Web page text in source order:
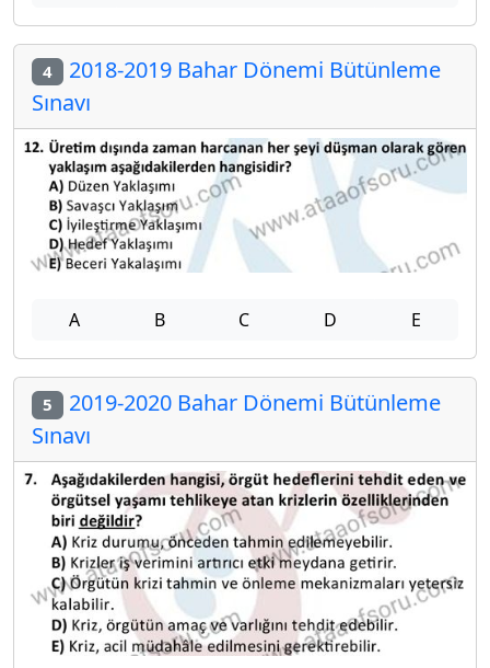
4 2018-2019 Bahar Dönemi Bütünleme
Sınavı
A B C D E
5 2019-2020 Bahar Dönemi Bütünleme
Sınavı